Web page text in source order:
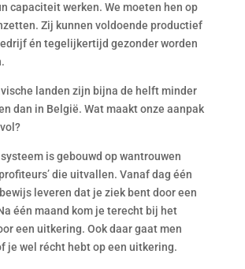
capaciteit werken. We moeten hen op
Zij kunnen voldoende productief
én tegelijkertijd gezonder worden
landen zijn bijna de helft minder
dan in België. Wat maakt onze aanpak
is gebouwd op wantrouwen
die uitvallen. Vanaf dag één
leveren dat je ziek bent door een
één maand kom je terecht bij het
een uitkering. Ook daar gaat men
je wel récht hebt op een uitkering.